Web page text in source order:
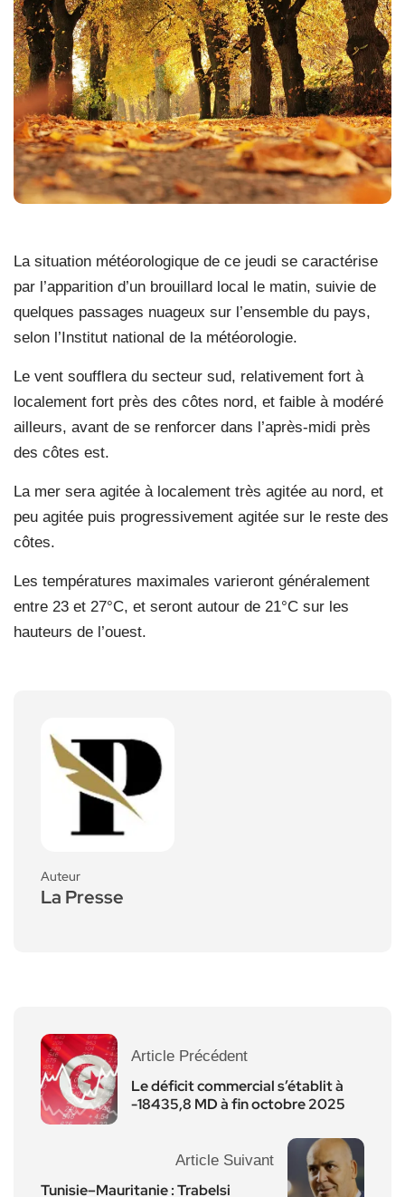
La situation météorologique de ce jeudi se caractérise
par l’apparition d’un brouillard local le matin, suivie de
quelques passages nuageux sur l’ensemble du pays,
selon l’Institut national de la météorologie.
Le vent soufflera du secteur sud, relativement fort à
localement fort près des côtes nord, et faible à modéré
ailleurs, avant de se renforcer dans l’après-midi près
des côtes est.
La mer sera agitée à localement très agitée au nord, et
peu agitée puis progressivement agitée sur le reste des
côtes.
Les températures maximales varieront généralement
entre 23 et 27°C, et seront autour de 21°C sur les
hauteurs de l’ouest.
Auteur
La Presse
Article Précédent
Le déficit commercial s’établit à
-18435,8 MD à fin octobre 2025
Article Suivant
Tunisie–Mauritanie : Trabelsi